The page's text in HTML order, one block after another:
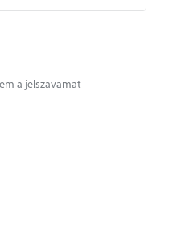
a jelszavamat